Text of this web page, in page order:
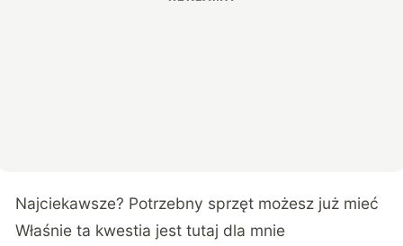
Najciekawsze? Potrzebny sprzęt możesz już mieć
Właśnie ta kwestia jest tutaj dla mnie